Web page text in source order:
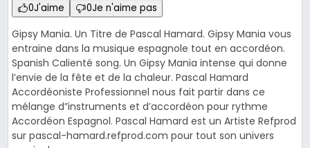
0J'aime 0Je n'aime pas
Gipsy Mania. Un Titre de Pascal Hamard. Gipsy Mania vous
entraine dans la musique espagnole tout en accordéon.
Spanish Calienté song. Un Gipsy Mania intense qui donne
l’envie de la fête et de la chaleur. Pascal Hamard
Accordéoniste Professionnel nous fait partir dans ce
mélange d”instruments et d’accordéon pour rythme
Accordéon Espagnol. Pascal Hamard est un Artiste Refprod
sur pascal-hamard.refprod.com pour tout son univers